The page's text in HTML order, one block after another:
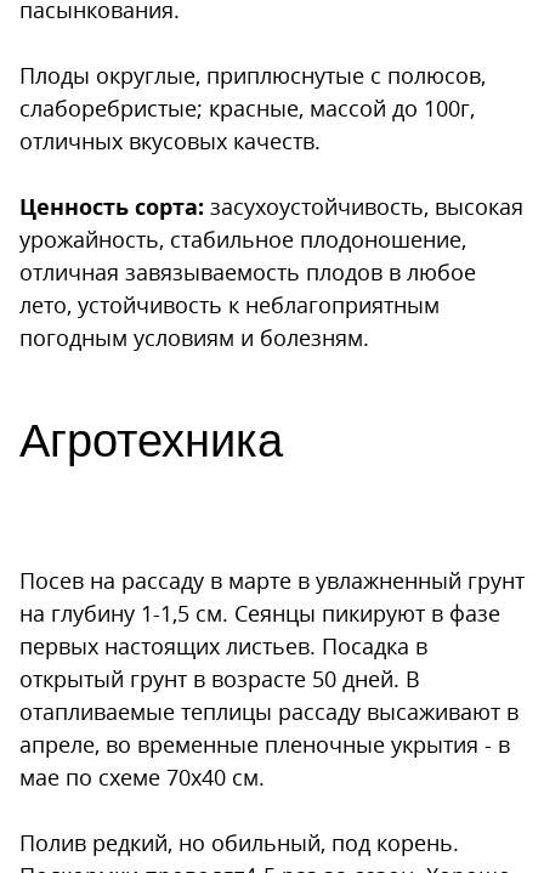
пасынкования.
Плоды округлые, приплюснутые с полюсов,
слаборебристые; красные, массой до 100г,
отличных вкусовых качеств.
Ценность сорта: засухоустойчивость, высокая
урожайность, стабильное плодоношение,
отличная завязываемость плодов в любое
лето, устойчивость к неблагоприятным
погодным условиям и болезням.
Агротехника
Посев на рассаду в марте в увлажненный грунт
на глубину 1-1,5 см. Сеянцы пикируют в фазе
первых настоящих листьев. Посадка в
открытый грунт в возрасте 50 дней. В
отапливаемые теплицы рассаду высаживают в
апреле, во временные пленочные укрытия - в
мае по схеме 70х40 см.
Полив редкий, но обильный, под корень.